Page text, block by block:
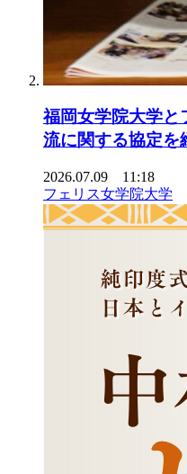
福岡女学院大学と
流に関する協定を
2026.07.09 11:18
フェリス女学院大学